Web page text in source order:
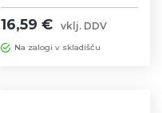
moduli
16,59 € vklj. DDV
Na zalogi v skladišču